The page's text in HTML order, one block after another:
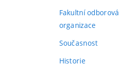
Fakultní odborová
organizace
Současnost
Historie